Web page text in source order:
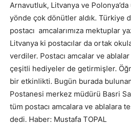
Arnavutluk, Litvanya ve
yönde çok dönütler aldık. Türkiye
postacı amcalarımıza mektuplar
Litvanya ki postacılar da ortak
verdiler. Postacı amcalar ve
çeşitli hediyeler de getirmişler.
bir etkinlikti. Bugün burada
Postanesi merkez müdürü Basri
tüm postacı amcalara ve ablalara
dedi. Haber: Mustafa TOPAL